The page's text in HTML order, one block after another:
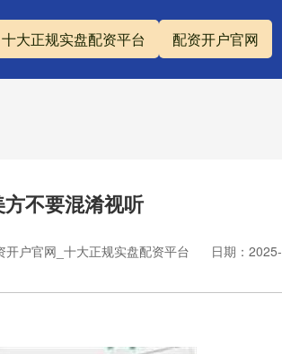
十大正规实盘配资平台 配资开户官网
不要混淆视听
户官网_十大正规实盘配资平台
日期：2025-